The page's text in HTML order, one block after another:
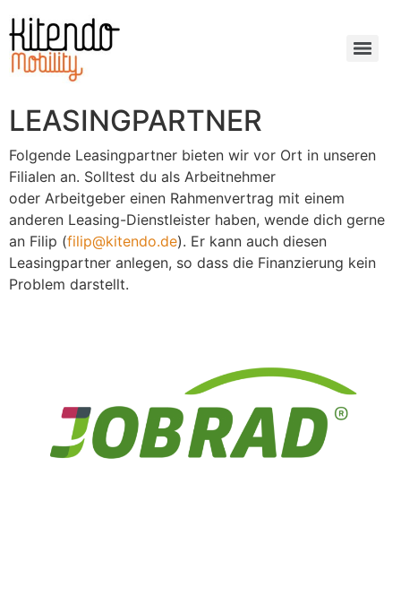
LEASINGPARTNER
Folgende Leasingpartner bieten wir vor Ort in unseren
Filialen an. Solltest du als Arbeitnehmer
oder Arbeitgeber einen Rahmenvertrag mit einem
anderen Leasing-Dienstleister haben, wende dich gerne
an Filip (filip@kitendo.de). Er kann auch diesen
Leasingpartner anlegen, so dass die Finanzierung kein
Problem darstellt.